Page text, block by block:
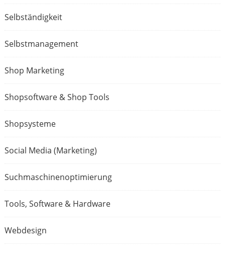
Selbständigkeit
Selbstmanagement
Shop Marketing
Shopsoftware & Shop Tools
Shopsysteme
Social Media (Marketing)
Suchmaschinenoptimierung
Tools, Software & Hardware
Webdesign